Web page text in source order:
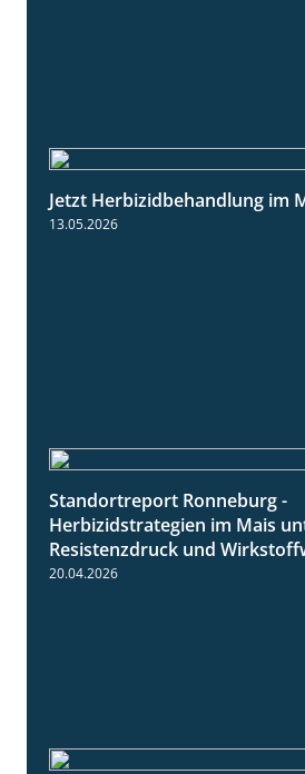
Jetzt Herbizidbehandlung im
13.05.2026
Standortreport Ronneburg -
Herbizidstrategien im Mais
Resistenzdruck und
20.04.2026